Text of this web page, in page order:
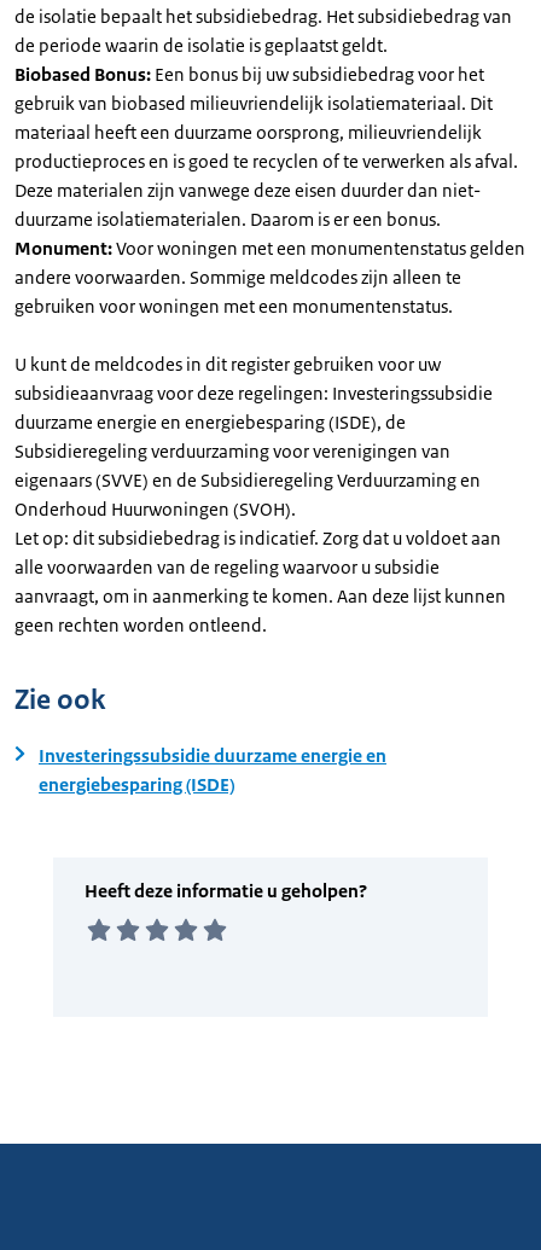
de isolatie bepaalt het subsidiebedrag. Het subsidiebedrag van
de periode waarin de isolatie is geplaatst geldt.
Biobased Bonus: Een bonus bij uw subsidiebedrag voor het
gebruik van biobased milieuvriendelijk isolatiemateriaal. Dit
materiaal heeft een duurzame oorsprong, milieuvriendelijk
productieproces en is goed te recyclen of te verwerken als afval.
Deze materialen zijn vanwege deze eisen duurder dan niet-
duurzame isolatiematerialen. Daarom is er een bonus.
Monument:Voor woningen met een monumentenstatus gelden
andere voorwaarden. Sommige meldcodes zijn alleen te
gebruiken voor woningen met een monumentenstatus.
U kunt de meldcodes in dit register gebruiken voor uw
subsidieaanvraag voor deze regelingen: Investeringssubsidie
duurzame energie en energiebesparing (ISDE), de
Subsidieregeling verduurzaming voor verenigingen van
eigenaars (SVVE) en de Subsidieregeling Verduurzaming en
Onderhoud Huurwoningen (SVOH).
Let op: dit subsidiebedrag is indicatief. Zorg dat u voldoet aan
alle voorwaarden van de regeling waarvoor u subsidie
aanvraagt, om in aanmerking te komen. Aan deze lijst kunnen
geen rechten worden ontleend.
Zie ook
Investeringssubsidie duurzame energie en
energiebesparing (ISDE)